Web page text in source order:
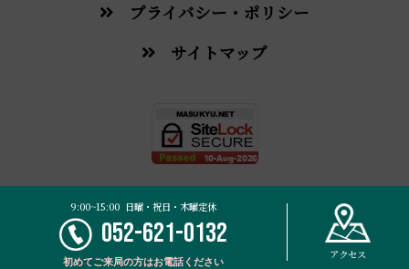
9:00~15:00 日曜・祝日・木曜定休
052-621-0132
初めてご来局の方はお電話ください
アクセス
プライバシー・ポリシー
サイトマップ